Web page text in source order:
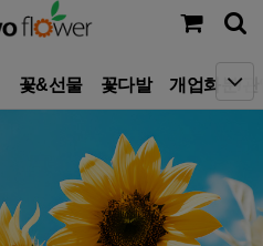
꽃&선물 꽃다발 개업화분/